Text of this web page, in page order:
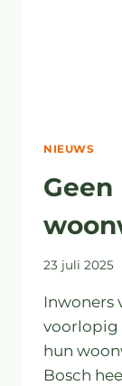
NIEUWS
23 juli 2025
Inwoners
voorlopig
hun
Bosch